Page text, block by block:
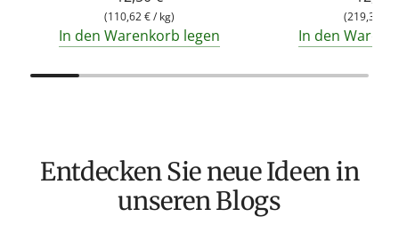
(110,62 €/ kg)
In den Warenkorb legen
(219,30 €
In den
Entdecken Sie neue Ideen in
unseren Blogs